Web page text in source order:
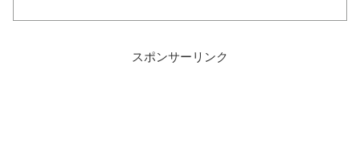
ある CHAPTER2 KAHA にアセンブルさ
スポンサーリンク